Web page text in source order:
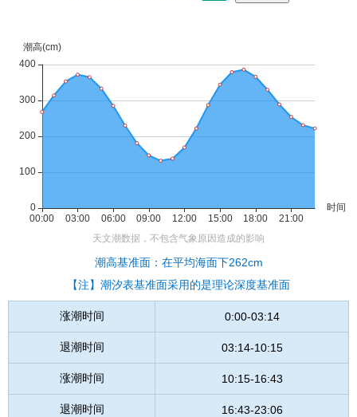
潮高基准面：在平均海面下262cm
【注】潮汐表基准面采用的是理论深度基准面
涨潮时间 0:00-03:14
退潮时间 03:14-10:15
涨潮时间 10:15-16:43
退潮时间 16:43-23:06